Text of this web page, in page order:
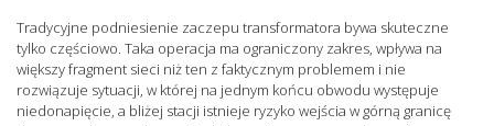
Tradycyjne podniesienie zaczepu transformatora bywa skuteczne
tylko częściowo. Taka operacja ma ograniczony zakres, wpływa na
większy fragment sieci niż ten z faktycznym problemem i nie
rozwiązuje sytuacji, w której na jednym końcu obwodu występuje
niedonapięcie, a bliżej stacji istnieje ryzyko wejścia w górną granicę